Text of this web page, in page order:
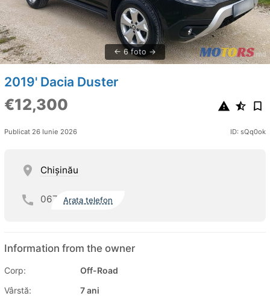
6 foto
2019' Dacia Duster
€12,300
Publicat 26 Iunie 2026 ID: sQq0ok
Chişinău
067 Arata telefon
Information from the owner
Corp:
Off-Road
Vârstă:
7 ani